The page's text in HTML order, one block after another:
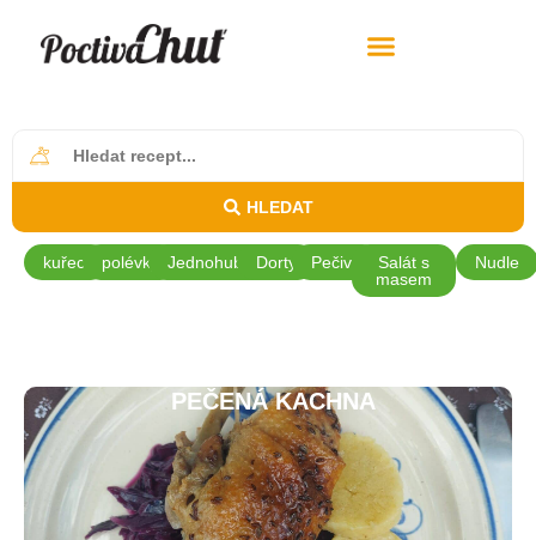
HLEDAT
kuřecí polévky JednohubkyDorty Pečivo
Salát s
masem
Nudle
PEČENÁ KACHNA